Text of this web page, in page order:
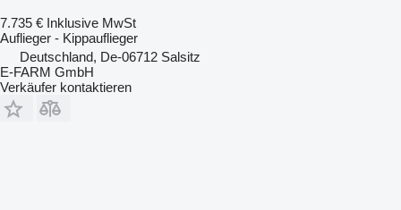
7.735 € Inklusive MwSt
Auflieger - Kippauflieger
Deutschland, De-06712 Salsitz
E-FARM GmbH
Verkäufer kontaktieren